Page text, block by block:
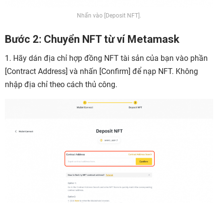
Nhấn vào [Deposit NFT].
Bước 2: Chuyển NFT từ ví Metamask
1. Hãy dán địa chỉ hợp đồng NFT tài sản của bạn vào phần
[Contract Address] và nhấn [Confirm] để nạp NFT. Không
nhập địa chỉ theo cách thủ công.